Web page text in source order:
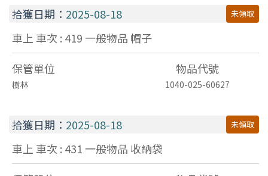
拾獲日期： 2025-08-18 未領取
車上 車次 : 419一般物品 帽子
保管單位
物品代號
樹林 1040-025-60627
拾獲日期： 2025-08-18 未領取
車上 車次 : 431一般物品 收納袋